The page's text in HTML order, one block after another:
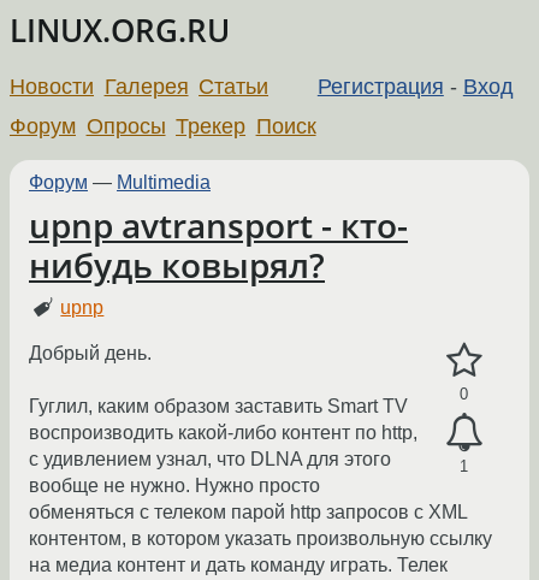
LINUX.ORG.RU
Регистрация - Вход
Новости Галерея Статьи
Форум Опросы Трекер Поиск
Форум — Multimedia
upnp avtransport - кто-
нибудь ковырял?
upnp
0
1
Добрый день.
Гуглил, каким образом заставить Smart TV
воспроизводить какой-либо контент по http,
с удивлением узнал, что DLNA для этого
вообще не нужно. Нужно просто
обменяться с телеком парой http запросов с XML
контентом, в котором указать произвольную ссылку
на медиа контент и дать команду играть. Телек